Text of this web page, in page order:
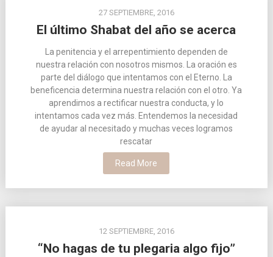
27 SEPTIEMBRE, 2016
El último Shabat del año se acerca
La penitencia y el arrepentimiento dependen de
nuestra relación con nosotros mismos. La oración es
parte del diálogo que intentamos con el Eterno. La
beneficencia determina nuestra relación con el otro. Ya
aprendimos a rectificar nuestra conducta, y lo
intentamos cada vez más. Entendemos la necesidad
de ayudar al necesitado y muchas veces logramos
rescatar
Read More
12 SEPTIEMBRE, 2016
“No hagas de tu plegaria algo fijo”